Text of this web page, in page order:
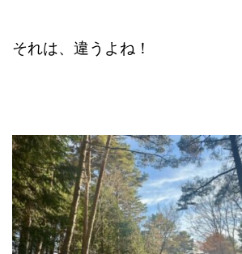
それは、違うよね！